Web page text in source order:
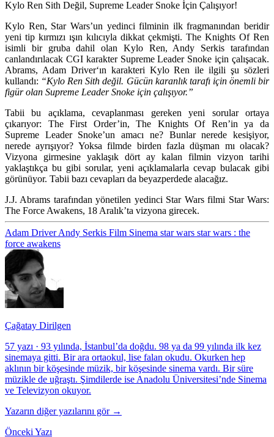
Kylo Ren Sith Değil, Supreme Leader Snoke İçin Çalışıyor!
Kylo Ren, Star Wars’un yedinci filminin ilk fragmanından beridir
yeni tip kırmızı ışın kılıcıyla dikkat çekmişti. The Knights Of Ren
isimli bir gruba dahil olan Kylo Ren, Andy Serkis tarafından
canlandırılacak CGI karakter Supreme Leader Snoke için çalışacak.
Abrams, Adam Driver‘ın karakteri Kylo Ren ile ilgili şu sözleri
kullandı: “Kylo Ren Sith değil. Gücün karanlık tarafı için önemli bir
figür olan Supreme Leader Snoke için çalışıyor.”
Tabii bu açıklama, cevaplanması gereken yeni sorular ortaya
çıkarıyor: The First Order’in, The Knights Of Ren’in ya da
Supreme Leader Snoke’un amacı ne? Bunlar nerede kesişiyor,
nerede ayrışıyor? Yoksa filmde birden fazla düşman mı olacak?
Vizyona girmesine yaklaşık dört ay kalan filmin vizyon tarihi
yaklaştıkça bu gibi sorular, yeni açıklamalarla cevap bulacak gibi
görünüyor. Tabii bazı cevapları da beyazperdede alacağız.
J.J. Abrams tarafından yönetilen yedinci Star Wars filmi Star Wars:
The Force Awakens, 18 Aralık’ta vizyona girecek.
Adam DriverAndy Serkis Film Sinema star wars star wars : the
force awakens
Çağatay Dirilgen
57 yazı · 93 yılında, İstanbul’da doğdu. 98 ya da 99 yılında ilk kez
sinemaya gitti. Bir ara ortaokul, lise falan okudu. Okurken hep
aklının bir köşesinde müzik, bir köşesinde sinema vardı. Bir süre
müzikle de uğraştı. Şimdilerde ise Anadolu Üniversitesi’nde Sinema
ve Televizyon okuyor.
Yazarın diğer yazılarını gör →
Önceki Yazı